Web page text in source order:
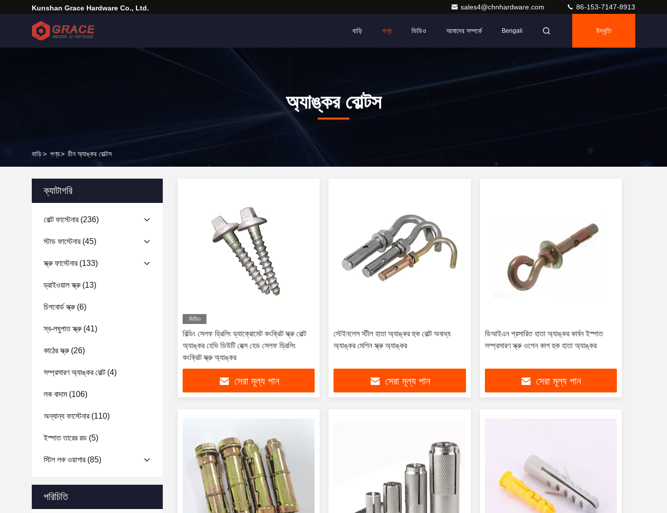
Kunshan Grace Hardware Co., Ltd. sales4@chnhardware.com 86-153-7147-8913
বাড়ি পণ্য ভিডিও আমাদের সম্পর্কে Bengali উদ্ধৃতি
অ্যাঙ্কর বোল্টস
বাড়ি> পণ্য> চীন অ্যাঙ্কর বোল্টস
ক্যাটাগরি
বোল্ট ফাস্টেনার(236)
স্টাড ফাস্টেনার(45)
স্ক্রু ফাস্টেনার(133)
ড্রাইওয়াল স্ক্রু(13)
চিপবোর্ড স্ক্রু(6)
স্ব-লঘুপাত স্ক্রু(41)
কাঠের স্ক্রু(26)
সম্প্রসারণ অ্যাঙ্কর বোল্ট(4)
লক বাদাম(106)
অন্যান্য ফাস্টেনার(110)
ইস্পাত তারের রড (5)
স্টিল লক ওয়াশার(85)
পরিচিতি
ভিডিও
বিল্ডিং সেলফ ড্রিলিং ড্যাক্রোমেট কংক্রিট স্ক্রু বোল্ট
অ্যাঙ্কর হেভি ডিউটি ​​হেক্স হেড সেলফ ড্রিলিং
কংক্রিট স্ক্রু অ্যাঙ্কর
সেরা মূল্য পান
স্টেইনলেস স্টীল হাতা অ্যাঙ্কর হুক বোল্ট অবাধ্য
অ্যাঙ্কর মেশিন স্ক্রু অ্যাঙ্কর
সেরা মূল্য পান
ডিআইএন প্রসারিত হাতা অ্যাঙ্কর কার্বন ইস্পাত
সম্প্রসারণ স্ক্রু ওপেন কাপ হুক হাতা অ্যাঙ্কর
সেরা মূল্য পান